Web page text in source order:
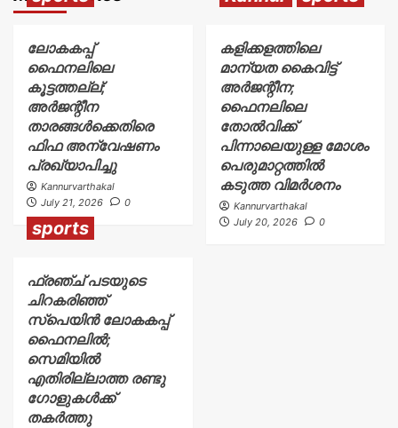
ലോകകപ്പ്
ഫൈനലിലെ
കൂട്ടത്തല്ല്;
അർജന്റീന
താരങ്ങൾക്കെതിരെ
ഫിഫ അന്വേഷണം
പ്രഖ്യാപിച്ചു
Kannurvarthakal
July 21, 2026
0
കളിക്കളത്തിലെ
മാന്യത കൈവിട്ട്
അർജന്റീന;
ഫൈനലിലെ
തോൽവിക്ക്
പിന്നാലെയുള്ള മോശം
പെരുമാറ്റത്തിൽ
കടുത്ത വിമർശനം
Kannurvarthakal
July 20, 2026
0
sports
ഫ്രഞ്ച് പടയുടെ
ചിറകരിഞ്ഞ്
സ്പെയിൻ ലോകകപ്പ്
ഫൈനലിൽ;
സെമിയിൽ
എതിരില്ലാത്ത രണ്ടു
ഗോളുകൾക്ക്
തകർത്തു